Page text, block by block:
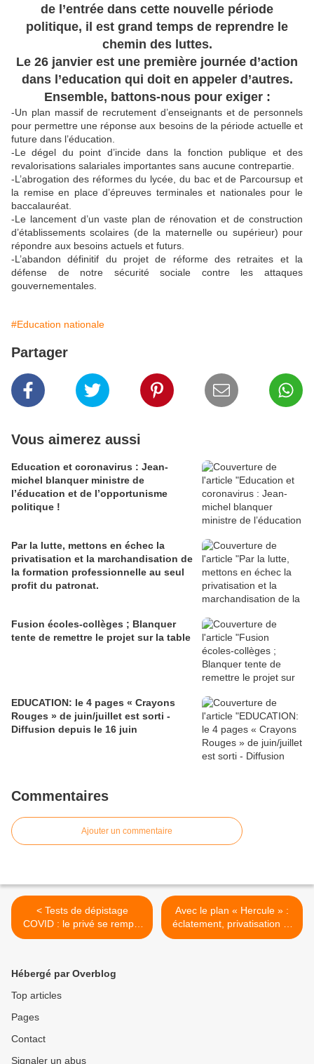
de l’entrée dans cette nouvelle période
politique, il est grand temps de reprendre le
chemin des luttes.
Le 26 janvier est une première journée d’action
dans l’education qui doit en appeler d’autres.
Ensemble, battons-nous pour exiger :
-Un plan massif de recrutement d’enseignants et de personnels
pour permettre une réponse aux besoins de la période actuelle et
future dans l’éducation.
-Le dégel du point d’incide dans la fonction publique et des
revalorisations salariales importantes sans aucune contrepartie.
-L’abrogation des réformes du lycée, du bac et de Parcoursup et
la remise en place d’épreuves terminales et nationales pour le
baccalauréat.
-Le lancement d’un vaste plan de rénovation et de construction
d’établissements scolaires (de la maternelle ou supérieur) pour
répondre aux besoins actuels et futurs.
-L’abandon définitif du projet de réforme des retraites et la
défense de notre sécurité sociale contre les attaques
gouvernementales.
#Education nationale
Partager
Vous aimerez aussi
Education et coronavirus : Jean-
michel blanquer ministre de
l’éducation et de l’opportunisme
politique !
Par la lutte, mettons en échec la
privatisation et la marchandisation de
la formation professionnelle au seul
profit du patronat.
Fusion écoles-collèges ; Blanquer
tente de remettre le projet sur la table
EDUCATION: le 4 pages « Crayons
Rouges » de juin/juillet est sorti -
Diffusion depuis le 16 juin
Commentaires
Ajouter un commentaire
< Tests de dépistage
COVID : le privé se remplit
les poches sur le dos de la
Avec le plan « Hercule » :
éclatement, privatisation et
envolée des tarifs EDF >
Hébergé par Overblog
Top articles
Pages
Contact
Signaler un abus